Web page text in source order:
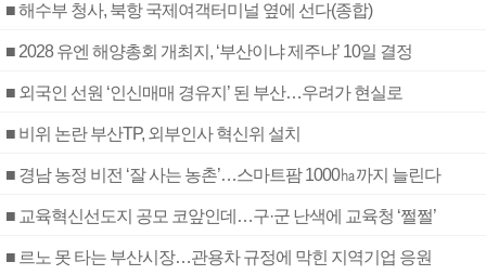
■ 해수부 청사, 북항 국제여객터미널 옆에 선다(종합)
■ 2028 유엔 해양총회 개최지, ‘부산이냐 제주냐’ 10일 결정
■ 외국인 선원 ‘인신매매 경유지’ 된 부산…우려가 현실로
■ 비위 논란 부산TP, 외부인사 혁신위 설치
■ 경남 농정 비전 ‘잘 사는 농촌’…스마트팜 1000㏊까지 늘린다
■ 교육혁신선도지 공모 코앞인데…구·군 난색에 교육청 ‘쩔쩔’
■ 르노 못 타는 부산시장…관용차 규정에 막힌 지역기업 응원